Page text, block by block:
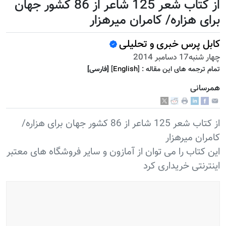
از کتاب شعر 125 شاعر از 86 کشور جهان
برای هزاره/ کامران میرهزار
کابل پرس خبری و تحلیلی
چهار شنبه17 دسامبر 2014
تمام ترجمه هاى اين مقاله : [English] [فارسى]
همرسانی
از کتاب شعر 125 شاعر از 86 کشور جهان برای هزاره/
کامران میرهزار
این کتاب را می توان از آمازون و سایر فروشگاه های معتبر
اینترنتی خریداری کرد